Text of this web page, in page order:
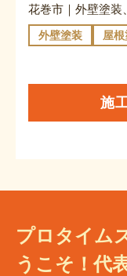
花巻市｜外壁塗装
外壁塗装 屋
施
プロタイム
うこそ！代